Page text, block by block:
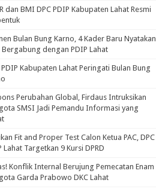
dan BMI DPC PDIP Kabupaten Lahat Resmi
Bulan Bung Karno, 4 Kader Baru Nyatakan
Bergabung dengan PDIP Lahat
PDIP Kabupaten Lahat Peringati Bulan Bung
Perubahan Global, Firdaus Intruksikan
SMSI Jadi Pemandu Informasi yang
Fit and Proper Test Calon Ketua PAC, DPC
Lahat Targetkan 9 Kursi DPRD
Konflik Internal Berujung Pemecatan Enam
Garda Prabowo DKC Lahat